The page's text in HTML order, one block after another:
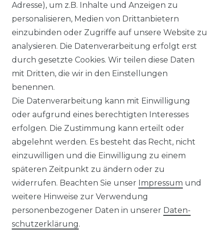
WIDERRUFSRECHT
IMPRESSUM
KONTAKT
Unsere Zahlungsmöglichkeiten
Wir versenden mit
Adresse), um z.B. Inhalte und Anzeigen zu
personalisieren, Medien von Drittanbietern
einzubinden oder Zugriffe auf unsere Website zu
analysieren. Die Datenverarbeitung erfolgt erst
durch gesetzte Cookies. Wir teilen diese Daten
mit Dritten, die wir in den Einstellungen
benennen.
Die Datenverarbeitung kann mit Einwilligung
oder aufgrund eines berechtigten Interesses
erfolgen. Die Zustimmung kann erteilt oder
abgelehnt werden. Es besteht das Recht, nicht
einzuwilligen und die Einwilligung zu einem
späteren Zeitpunkt zu ändern oder zu
widerrufen. Beachten Sie unser Impressum und
weitere Hinweise zur Verwendung
personenbezogener Daten in unserer Daten­
schutz­erklärung.